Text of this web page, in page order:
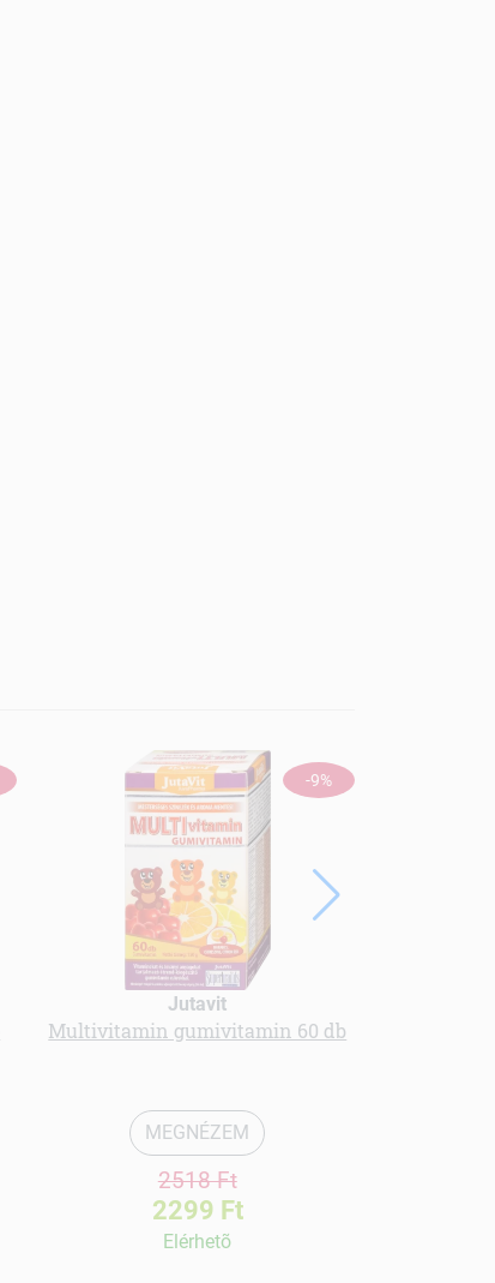
-9%
Jutavit
Multivitamin gumivitamin 60 db
MEGNÉZEM
2518 Ft
2299 Ft
Elérhetõ